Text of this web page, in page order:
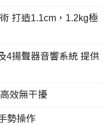
打造1.1cm，1.2kg極
4揚聲器音響系統 提供
效無干擾
勢操作